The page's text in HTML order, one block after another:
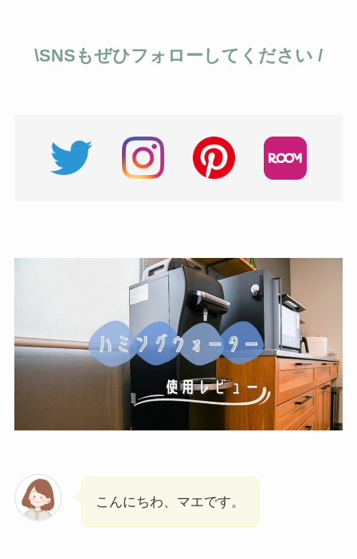
\SNSもぜひフォローしてください /
こんにちわ、マエです。